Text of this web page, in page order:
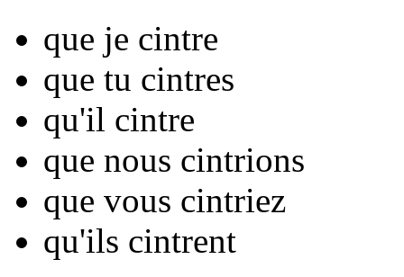
que je cintre
que tu cintres
qu'il cintre
que nous cintrions
que vous cintriez
qu'ils cintrent